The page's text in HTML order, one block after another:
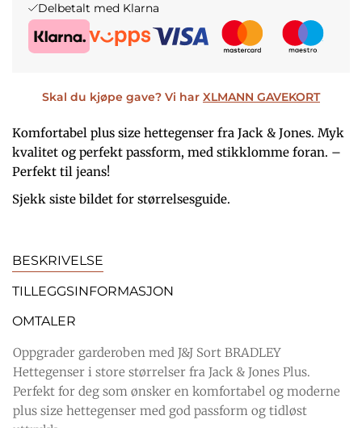
Komfortabel plus size hettegenser fra Jack & Jones. Myk
kvalitet og perfekt passform, med stikklomme foran. –
Perfekt til jeans!
Sjekk siste bildet for størrelsesguide.
Delbetalt med Klarna
Skal du kjøpe gave? Vi har XLMANN GAVEKORT
BESKRIVELSE
TILLEGGSINFORMASJON
OMTALER
Oppgrader garderoben med J&J Sort BRADLEY
Hettegenser i store størrelser fra Jack & Jones Plus.
Perfekt for deg som ønsker en komfortabel og moderne
plus size hettegenser med god passform og tidløst